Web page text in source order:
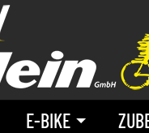
E-BIKE